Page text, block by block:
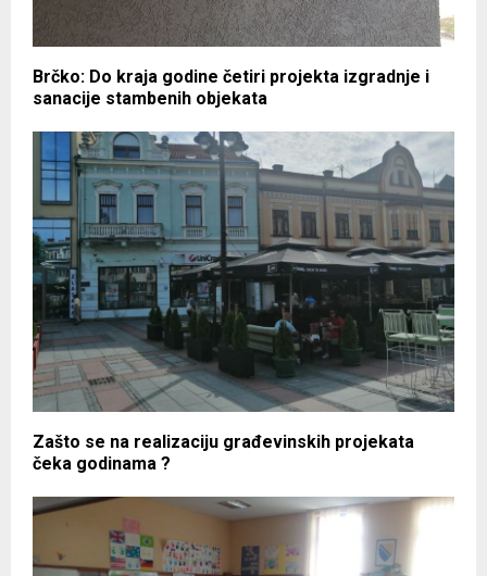
Brčko: Do kraja godine četiri projekta izgradnje i
sanacije stambenih objekata
Zašto se na realizaciju građevinskih projekata
čeka godinama ?